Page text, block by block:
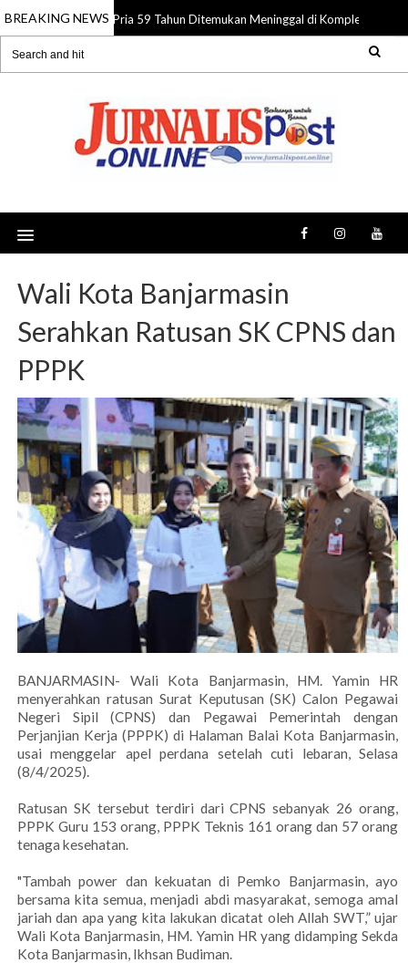
BREAKING NEWS
08 Aug 2026 Pria 59 Tahun Ditemukan Meninggal di Komplek Pasar
Wali Kota Banjarmasin
Serahkan Ratusan SK CPNS dan
PPPK
BANJARMASIN- Wali Kota Banjarmasin, HM. Yamin HR
menyerahkan ratusan Surat Keputusan (SK) Calon Pegawai
Negeri Sipil (CPNS) dan Pegawai Pemerintah dengan
Perjanjian Kerja (PPPK) di Halaman Balai Kota Banjarmasin,
usai menggelar apel perdana setelah cuti lebaran, Selasa
(8/4/2025).
Ratusan SK tersebut terdiri dari CPNS sebanyak 26 orang,
PPPK Guru 153 orang, PPPK Teknis 161 orang dan 57 orang
tenaga kesehatan.
"Tambah power dan kekuatan di Pemko Banjarmasin, ayo
bersama kita semua, menjadi abdi masyarakat, semoga amal
jariah dan apa yang kita lakukan dicatat oleh Allah SWT,” ujar
Wali Kota Banjarmasin, HM. Yamin HR yang didamping Sekda
Kota Banjarmasin, Ikhsan Budiman.